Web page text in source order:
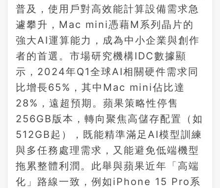
普及，使用戶對高效能計算設備需求急
遽攀升，Mac mini憑藉M系列晶片的
強大AI運算能力，成為中小企業與創作
者的首選。市場研究機構IDC數據顯
示，2024年Q1全球AI相關硬件需求同
比增長65%，其中Mac mini佔比達
28%，遠超預期。蘋果策略性停售
256GB版本，轉向聚焦高儲存配置（如
512GB起），既能精準滿足AI模型訓練
與多任務處理需求，又能避免低端機型
拖累整體利潤。此舉與蘋果近年「高端
化」路線一致，例如iPhone 15 Pro系